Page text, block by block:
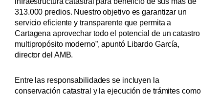
313.000 predios. Nuestro objetivo es garantizar un
servicio eficiente y transparente que permita a
Cartagena aprovechar todo el potencial de un catastro
multipropósito moderno”, apuntó Libardo García,
director del AMB.
Entre las responsabilidades se incluyen la
conservación catastral y la ejecución de trámites como